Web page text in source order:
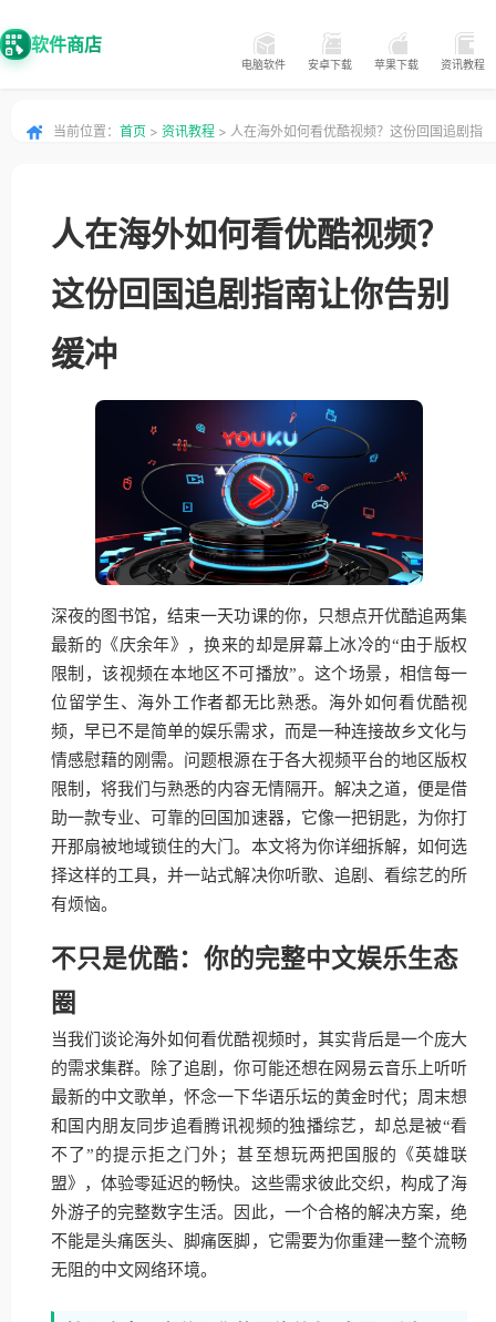
软件商店
电脑软件 安卓下载 苹果下载 资讯教程
当前位置： 首页 > 资讯教程 > 人在海外如何看优酷视频？这份回国追剧指
人在海外如何看优酷视频？
这份回国追剧指南让你告别
缓冲
深夜的图书馆，结束一天功课的你，只想点开优酷追两集
最新的《庆余年》，换来的却是屏幕上冰冷的“由于版权
限制，该视频在本地区不可播放”。这个场景，相信每一
位留学生、海外工作者都无比熟悉。海外如何看优酷视
频，早已不是简单的娱乐需求，而是一种连接故乡文化与
情感慰藉的刚需。问题根源在于各大视频平台的地区版权
限制，将我们与熟悉的内容无情隔开。解决之道，便是借
助一款专业、可靠的回国加速器，它像一把钥匙，为你打
开那扇被地域锁住的大门。本文将为你详细拆解，如何选
择这样的工具，并一站式解决你听歌、追剧、看综艺的所
有烦恼。
不只是优酷：你的完整中文娱乐生态
圈
当我们谈论海外如何看优酷视频时，其实背后是一个庞大
的需求集群。除了追剧，你可能还想在网易云音乐上听听
最新的中文歌单，怀念一下华语乐坛的黄金时代；周末想
和国内朋友同步追看腾讯视频的独播综艺，却总是被“看
不了”的提示拒之门外；甚至想玩两把国服的《英雄联
盟》，体验零延迟的畅快。这些需求彼此交织，构成了海
外游子的完整数字生活。因此，一个合格的解决方案，绝
不能是头痛医头、脚痛医脚，它需要为你重建一整个流畅
无阻的中文网络环境。